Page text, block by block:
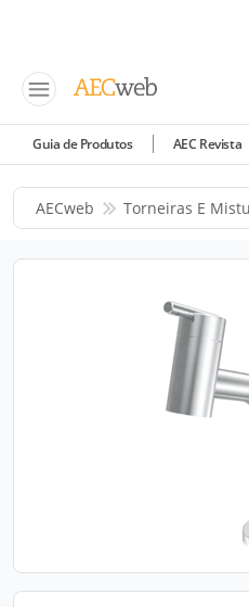
Guia de Produtos AEC Revista
AECweb Torneiras E